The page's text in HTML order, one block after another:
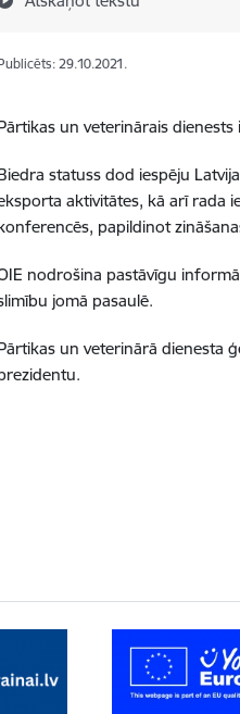
29.10.2021.
un veterinārais dienests
statuss dod iespēju
aktivitātes, kā arī rada
papildinot
nodrošina pastāvīgu
jomā pasaulē.
un veterinārā dienesta